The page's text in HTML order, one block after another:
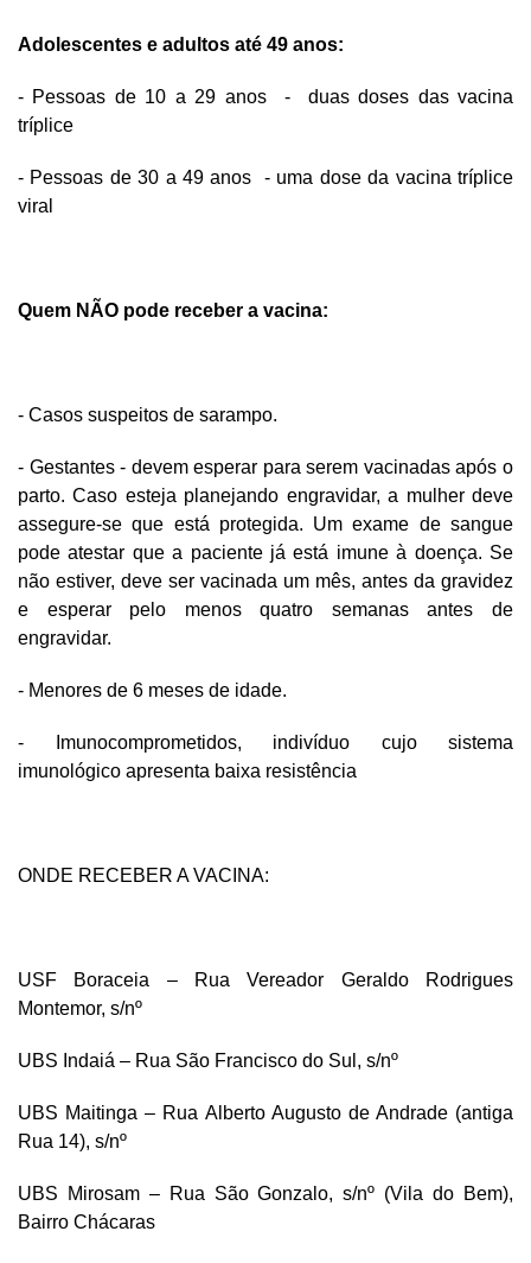
Adolescentes e adultos até 49 anos:
- Pessoas de 10 a 29 anos - duas doses das vacina
tríplice
- Pessoas de 30 a 49 anos - uma dose da vacina tríplice
viral
Quem NÃO pode receber a vacina:
- Casos suspeitos de sarampo.
- Gestantes - devem esperar para serem vacinadas após o
parto. Caso esteja planejando engravidar, a mulher deve
assegure-se que está protegida. Um exame de sangue
pode atestar que a paciente já está imune à doença. Se
não estiver, deve ser vacinada um mês, antes da gravidez
e esperar pelo menos quatro semanas antes de
engravidar.
- Menores de 6 meses de idade.
- Imunocomprometidos, indivíduo cujo sistema
imunológico apresenta baixa resistência
ONDE RECEBER A VACINA:
USF Boraceia – Rua Vereador Geraldo Rodrigues
Montemor, s/nº
UBS Indaiá – Rua São Francisco do Sul, s/nº
UBS Maitinga – Rua Alberto Augusto de Andrade (antiga
Rua 14), s/nº
UBS Mirosam – Rua São Gonzalo, s/nº (Vila do Bem),
Bairro Chácaras